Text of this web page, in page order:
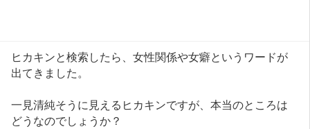
ヒカキンと検索したら、女性関係や女癖というワードが
出てきました。
一見清純そうに見えるヒカキンですが、本当のところは
どうなのでしょうか？